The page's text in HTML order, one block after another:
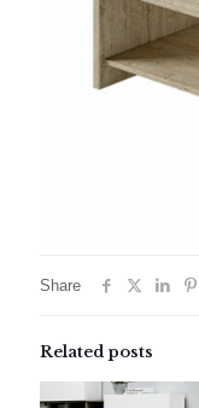
Share
Related posts